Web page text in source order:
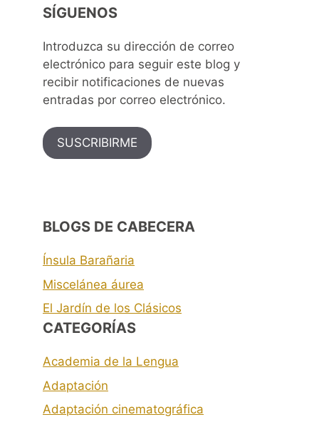
SÍGUENOS
Introduzca su dirección de correo
electrónico para seguir este blog y
recibir notificaciones de nuevas
entradas por correo electrónico.
SUSCRIBIRME
BLOGS DE CABECERA
Ínsula Barañaria
Miscelánea áurea
El Jardín de los Clásicos
CATEGORÍAS
Academia de la Lengua
Adaptación
Adaptación cinematográfica